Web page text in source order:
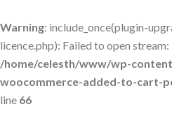
Warning: include_once(plugin-
licence.php): Failed to open
/home/celesth/www/wp-
woocommerce-added-to-cart-
line 66